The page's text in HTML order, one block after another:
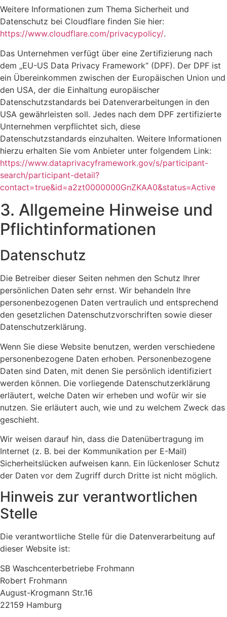
Weitere Informationen zum Thema Sicherheit und
Datenschutz bei Cloudflare finden Sie hier:
https://www.cloudflare.com/privacypolicy/.
Das Unternehmen verfügt über eine Zertifizierung nach
dem „EU-US Data Privacy Framework“ (DPF). Der DPF ist
ein Übereinkommen zwischen der Europäischen Union und
den USA, der die Einhaltung europäischer
Datenschutzstandards bei Datenverarbeitungen in den
USA gewährleisten soll. Jedes nach dem DPF zertifizierte
Unternehmen verpflichtet sich, diese
Datenschutzstandards einzuhalten. Weitere Informationen
hierzu erhalten Sie vom Anbieter unter folgendem Link:
https://www.dataprivacyframework.gov/s/participant-
search/participant-detail?
contact=true&id=a2zt0000000GnZKAA0&status=Active
3. Allgemeine Hinweise und
Pflicht­informationen
Datenschutz
Die Betreiber dieser Seiten nehmen den Schutz Ihrer
persönlichen Daten sehr ernst. Wir behandeln Ihre
personenbezogenen Daten vertraulich und entsprechend
den gesetzlichen Datenschutzvorschriften sowie dieser
Datenschutzerklärung.
Wenn Sie diese Website benutzen, werden verschiedene
personenbezogene Daten erhoben. Personenbezogene
Daten sind Daten, mit denen Sie persönlich identifiziert
werden können. Die vorliegende Datenschutzerklärung
erläutert, welche Daten wir erheben und wofür wir sie
nutzen. Sie erläutert auch, wie und zu welchem Zweck das
geschieht.
Wir weisen darauf hin, dass die Datenübertragung im
Internet (z. B. bei der Kommunikation per E-Mail)
Sicherheitslücken aufweisen kann. Ein lückenloser Schutz
der Daten vor dem Zugriff durch Dritte ist nicht möglich.
Hinweis zur verantwortlichen
Stelle
Die verantwortliche Stelle für die Datenverarbeitung auf
dieser Website ist:
SB Waschcenterbetriebe Frohmann
Robert Frohmann
August-Krogmann Str.16
22159 Hamburg